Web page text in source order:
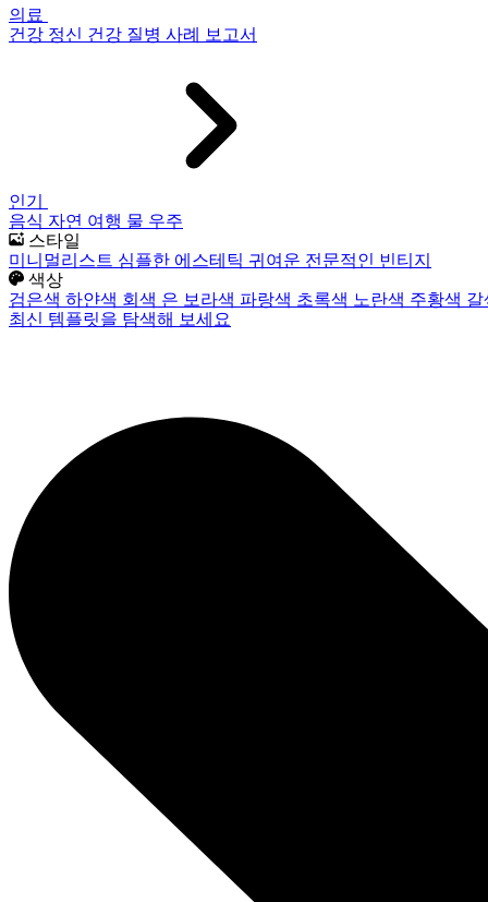
의료
건강 정신 건강 질병 사례 보고서
인기
음식 자연 여행 물 우주
스타일
미니멀리스트 심플한 에스테틱 귀여운 전문적인 빈티지
색상
검은색 하얀색 회색 은 보라색 파랑색 초록색 노란색 주황색
최신 템플릿을 탐색해 보세요